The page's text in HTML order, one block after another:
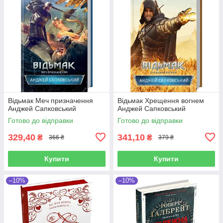
Відьмак Меч призначення
Анджей Сапковський
Готово до відправки
329,40 ₴ 366 ₴
Купити
Відьмак Хрещення вогнем
Анджей Сапковський
Готово до відправки
341,10 ₴ 379 ₴
Купити
–10% –10%